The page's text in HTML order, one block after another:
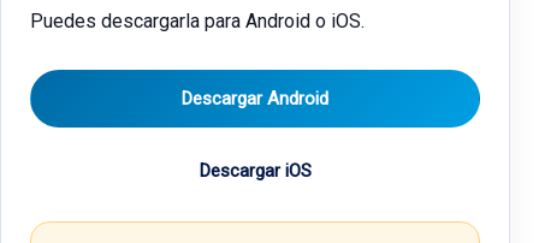
Puedes descargarla para Android o iOS.
Descargar Android
Descargar iOS